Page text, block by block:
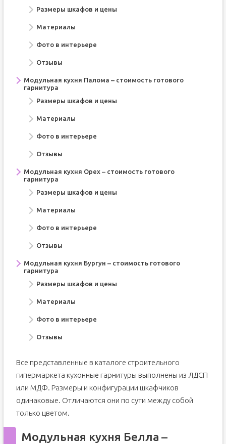
Размеры шкафов и цены
Материалы
Фото в интерьере
Отзывы
Модульная кухня Палома – стоимость готового
гарнитура
Размеры шкафов и цены
Материалы
Фото в интерьере
Отзывы
Модульная кухня Орех – стоимость готового
гарнитура
Размеры шкафов и цены
Материалы
Фото в интерьере
Отзывы
Модульная кухня Бургун – стоимость готового
гарнитура
Размеры шкафов и цены
Материалы
Фото в интерьере
Отзывы
Все представленные в каталоге строительного
гипермаркета кухонные гарнитуры выполнены из ЛДСП
или МДФ. Размеры и конфигурации шкафчиков
одинаковые. Отличаются они по сути между собой
только цветом.
Модульная кухня Белла –